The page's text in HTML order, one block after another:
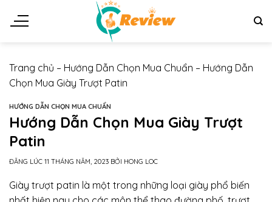
đến
Trang chủ – Hướng Dẫn Chọn Mua Chuẩn – Hướng Dẫn
Chọn Mua Giày Trượt Patin
HƯỚNG DẪN CHỌN MUA CHUẨN
Hướng Dẫn Chọn Mua Giày Trượt
Patin
ĐĂNG LÚC 11 THÁNG NĂM, 2023 BỞI HONG LOC
Giày trượt patin là một trong những loại giày phổ biến